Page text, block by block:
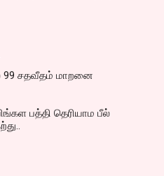
99 சதவீதம் மாறனை
பத்தி தெரியாம பீல்